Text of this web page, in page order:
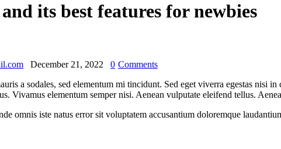
its best features for newbies
December 21, 2022 0 Comments
a sodales, sed elementum mi tincidunt. Sed eget viverra egestas nisi
Vivamus elementum semper nisi. Aenean vulputate eleifend tellus.
omnis iste natus error sit voluptatem accusantium doloremque